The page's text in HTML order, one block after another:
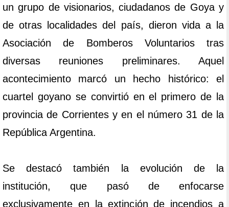
un grupo de visionarios, ciudadanos de Goya y
de otras localidades del país, dieron vida a la
Asociación de Bomberos Voluntarios tras
diversas reuniones preliminares. Aquel
acontecimiento marcó un hecho histórico: el
cuartel goyano se convirtió en el primero de la
provincia de Corrientes y en el número 31 de la
República Argentina.
Se destacó también la evolución de la
institución, que pasó de enfocarse
exclusivamente en la extinción de incendios a